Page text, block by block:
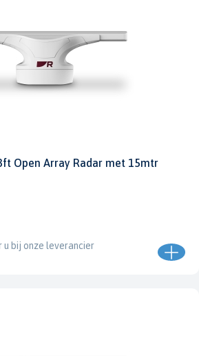
Open Array Radar met 15mtr
u bij onze leverancier